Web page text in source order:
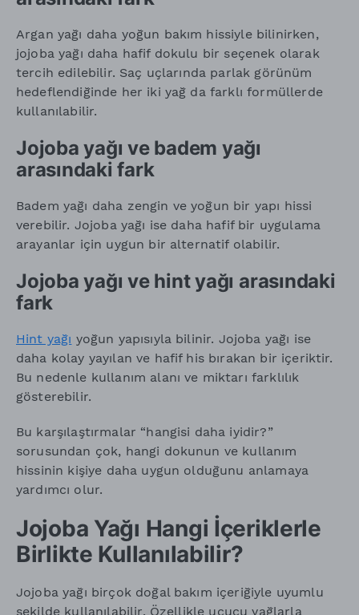
Argan yağı daha yoğun bakım hissiyle bilinirken,
jojoba yağı daha hafif dokulu bir seçenek olarak
tercih edilebilir. Saç uçlarında parlak görünüm
hedeflendiğinde her iki yağ da farklı formüllerde
kullanılabilir.
Jojoba yağı ve badem yağı
arasındaki fark
Badem yağı daha zengin ve yoğun bir yapı hissi
verebilir. Jojoba yağı ise daha hafif bir uygulama
arayanlar için uygun bir alternatif olabilir.
Jojoba yağı ve hint yağı arasındaki
fark
Hint yağı yoğun yapısıyla bilinir. Jojoba yağı ise
daha kolay yayılan ve hafif his bırakan bir içeriktir.
Bu nedenle kullanım alanı ve miktarı farklılık
gösterebilir.
Bu karşılaştırmalar “hangisi daha iyidir?”
sorusundan çok, hangi dokunun ve kullanım
hissinin kişiye daha uygun olduğunu anlamaya
yardımcı olur.
Jojoba Yağı Hangi İçeriklerle
Birlikte Kullanılabilir?
Jojoba yağı birçok doğal bakım içeriğiyle uyumlu
şekilde kullanılabilir. Özellikle uçucu yağlarla